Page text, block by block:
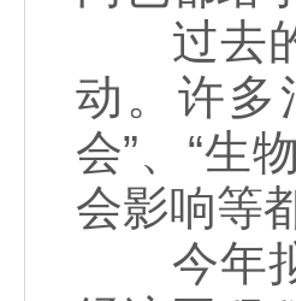
过去的
动。许多
会”、“生
会影响等
今年拟